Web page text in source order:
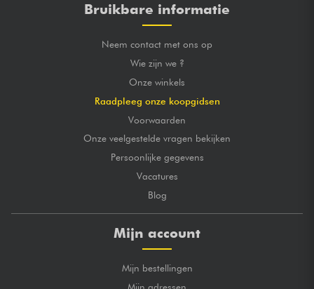
Bruikbare informatie
Neem contact met ons op
Wie zijn we ?
Onze winkels
Raadpleeg onze koopgidsen
Voorwaarden
Onze veelgestelde vragen bekijken
Persoonlijke gegevens
Vacatures
Blog
Mijn account
Mijn bestellingen
Mijn adressen